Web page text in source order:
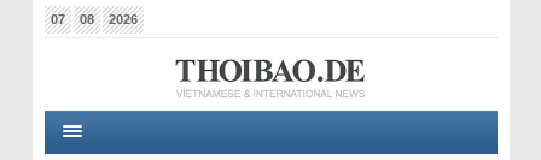
07 08 2026